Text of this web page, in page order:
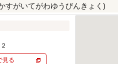
すがいてがわゆうびんきょく)
見る